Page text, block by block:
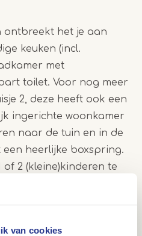
van cookies
ontbreekt het je aan
keuken (incl.
met
toilet. Voor nog meer
2, deze heeft ook een
ingerichte woonkamer
naar de tuin en in de
heerlijke boxspring.
of 2 (kleine)kinderen te
is de zitbank om te